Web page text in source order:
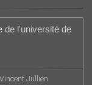
de l'université de
Jullien